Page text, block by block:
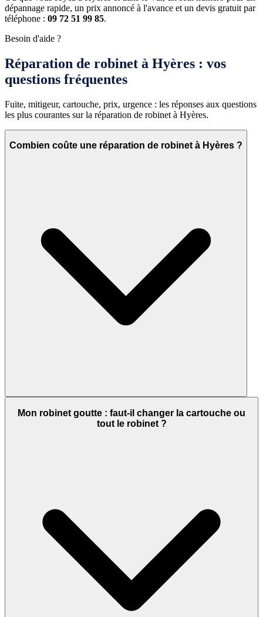
dépannage rapide, un prix annoncé à l'avance et un devis gratuit par
téléphone : 09 72 51 99 85.
Besoin d'aide ?
Réparation de robinet à Hyères : vos
questions fréquentes
Fuite, mitigeur, cartouche, prix, urgence : les réponses aux questions
les plus courantes sur la réparation de robinet à Hyères.
Combien coûte une réparation de robinet à Hyères ?
Mon robinet goutte : faut-il changer la cartouche ou
tout le robinet ?